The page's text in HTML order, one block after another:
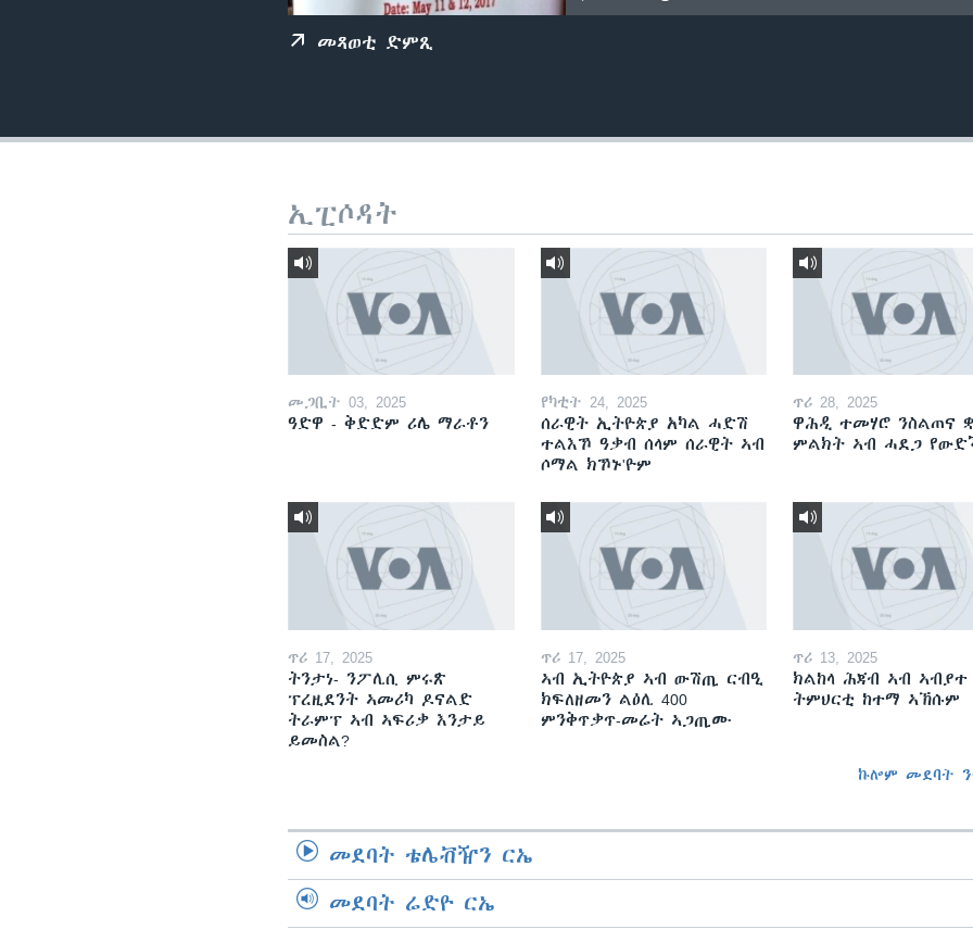
መጻወቲ ድምጺ
ኢፒሶዳት
መጋቢት 03, 2025
ዓድዋ - ቅድድም ሪሌ ማራቶን
የካቲት 24, 2025
ሰራዊት ኢትዮጵያ አካል ሓድሽ
ተልእኾ ዓቃብ ሰላም ሰራዊት ኣብ
ሶማል ክኾኑ'ዮም
ጥሪ 28, 2025
ዋሕዲ ተመሃሮ ንስልጠና
ምልክት ኣብ ሓደጋ
ጥሪ 17, 2025
ትንታነ- ንፖሊሲ ምሩጽ
ፕረዚደንት ኣመሪካ ዶናልድ
ትራምፕ ኣብ ኣፍሪቃ እንታይ
ይመስል?
ጥሪ 17, 2025
ኣብ ኢትዮጵያ ኣብ ውሽጢ ርብዒ
ክፍለዘመን ልዕሊ 400
ምንቅጥቃጥ-መሬት ኣጋጢሙ
ጥሪ 13, 2025
ክልከላ ሕጃብ ኣብ ኣብያተ
ትምህርቲ ከተማ ኣኽሱም
ኩሎም መደባት
መደባት ቴሌቭዥን ርኤ
መደባት ሬድዮ ርኤ